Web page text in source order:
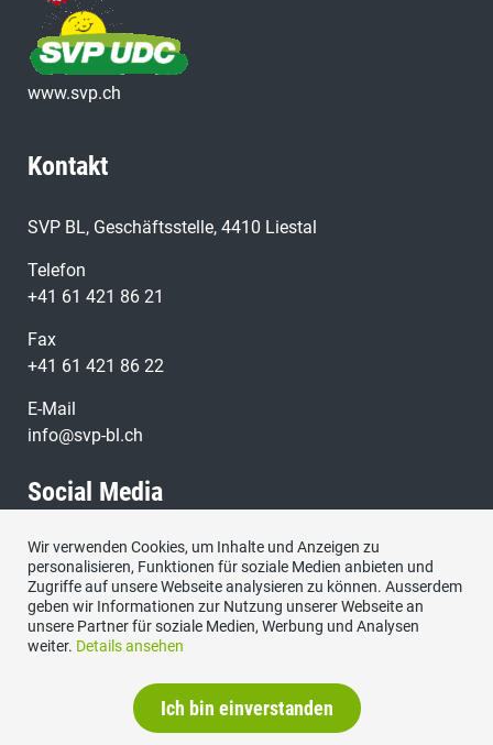
www.svp.ch
Kontakt
SVP BL, Geschäftsstelle, 4410 Liestal
Telefon
+41 61 421 86 21
Fax
+41 61 421 86 22
E-Mail
info@svp-bl.ch
Social Media
Besuchen Sie uns bei:
Datenschutzerklärung|Kontakt
Wir verwenden Cookies, um Inhalte und Anzeigen zu
personalisieren, Funktionen für soziale Medien anbieten und
Zugriffe auf unsere Webseite analysieren zu können. Ausserdem
geben wir Informationen zur Nutzung unserer Webseite an
unsere Partner für soziale Medien, Werbung und Analysen
weiter. Details ansehen
Ich bin einverstanden